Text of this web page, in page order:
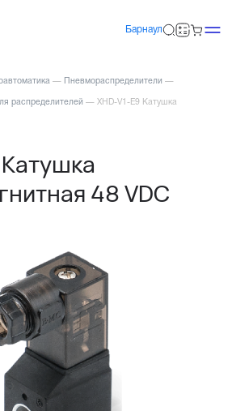
Барнаул
— Пневмораспределители —
распределителей — XHD-V1-E9 Катушка
48 VDC